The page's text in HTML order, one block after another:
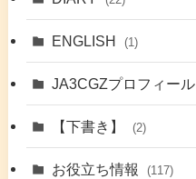
ENGLISH (1)
JA3CGZプロフィール
(7)
【下書き】 (2)
お役立ち情報 (117)